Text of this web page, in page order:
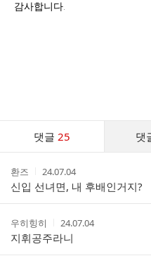
감사합니다.
댓글25 댓
스
작
성
자
환즈
작
성
시
간
24.07.04
신입 선녀면, 내 후배인거지?
작
성
자
우히힝히
작
성
시
간
24.07.04
지휘공주라니